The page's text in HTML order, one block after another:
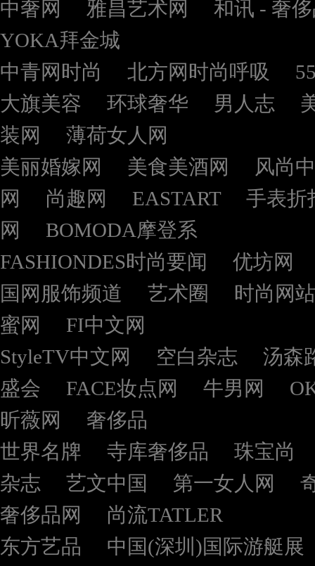
中奢网 雅昌艺术网
和讯 - 奢
YOKA拜金城
中青网时尚
北方网时尚呼吸
大旗美容
环球奢华 男人志
装网
薄荷女人网
美丽婚嫁网
美食美酒网
风尚
网
尚趣网 EASTART
手表折
网
BOMODA摩登系
FASHIONDES时尚要闻
优坊网
国网服饰频道
艺术圈
时尚网站
蜜网
FI中文网
StyleTV中文网
空白杂志
汤森
盛会
FACE妆点网 牛男网
昕薇网
奢侈品
世界名牌
寺库奢侈品
珠宝尚
杂志
艺文中国 第一女人网
奢侈品网
尚流TATLER
东方艺品
中国(深圳)国际游艇展